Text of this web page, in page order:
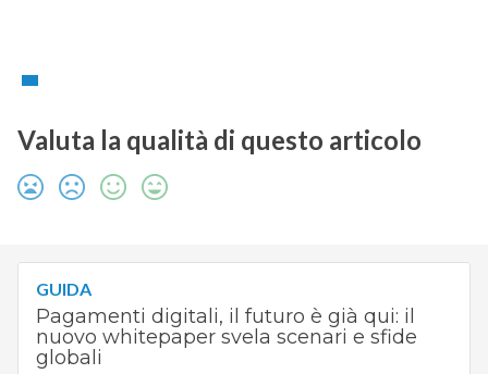
Valuta la qualità di questo articolo
GUIDA
Pagamenti digitali, il futuro è già qui: il
nuovo whitepaper svela scenari e sfide
globali